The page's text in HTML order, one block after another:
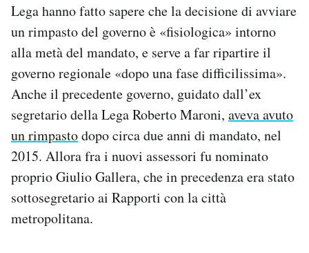
Lega hanno fatto sapere che la decisione di avviare
un rimpasto del governo è «fisiologica» intorno
alla metà del mandato, e serve a far ripartire il
governo regionale «dopo una fase difficilissima».
Anche il precedente governo, guidato dall’ex
segretario della Lega Roberto Maroni, aveva avuto
un rimpastodopo circa due anni di mandato, nel
2015. Allora fra i nuovi assessori fu nominato
proprio Giulio Gallera, che in precedenza era stato
sottosegretario ai Rapporti con la città
metropolitana.